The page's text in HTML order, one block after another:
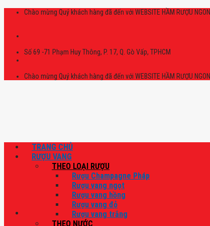
Skip
Chào mừng Quý khách hàng đã đến với WEBSITE HẦM RƯỢU NGON
Số 69 -71 Phạm Huy Thông, P. 17, Q. Gò Vấp, TPHCM
Chào mừng Quý khách hàng đã đến với WEBSITE HẦM RƯỢU NGON
TRANG CHỦ
RƯỢU VANG
THEO LOẠI RƯỢU
Rượu Champagne Pháp
Rượu vang ngọt
Rượu vang hồng
Rượu vang đỏ
Rượu vang trắng
THEO NƯỚC